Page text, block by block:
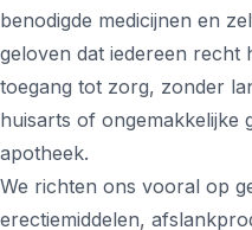
benodigde medicijnen en
geloven dat iedereen recht
toegang tot zorg, zonder
huisarts of ongemakkelijke
apotheek.
We richten ons vooral op
erectiemiddelen,